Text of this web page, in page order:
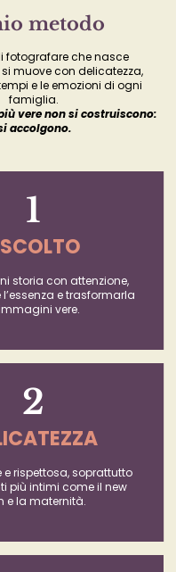
metodo
fotografare che nasce
muove con delicatezza,
e le emozioni di ogni
famiglia.
vere non si costruiscono:
accolgono.
1
storia con attenzione,
e trasformarla
vere.
2
rispettosa, soprattutto
più intimi come il new
e la maternità.